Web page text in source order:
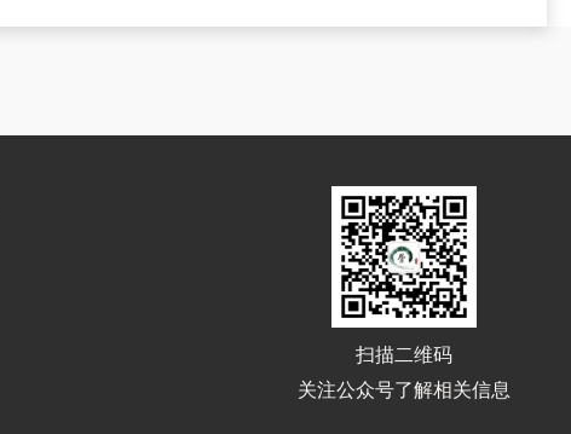
扫描二维码
关注公众号了解相关信息